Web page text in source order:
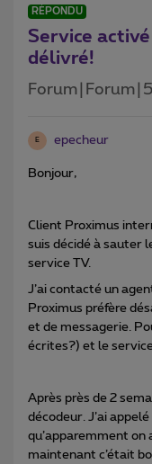
RÉPONDU
Service
délivré!
E epecheur
Bonjour,
Client Proximus
suis décidé à sauter
service TV.
J’ai contacté un
Proximus préfère
et de messagerie.
écrites?) et le
Après près de 2
décodeur. J’ai
qu’apparemment on
maintenant c’était